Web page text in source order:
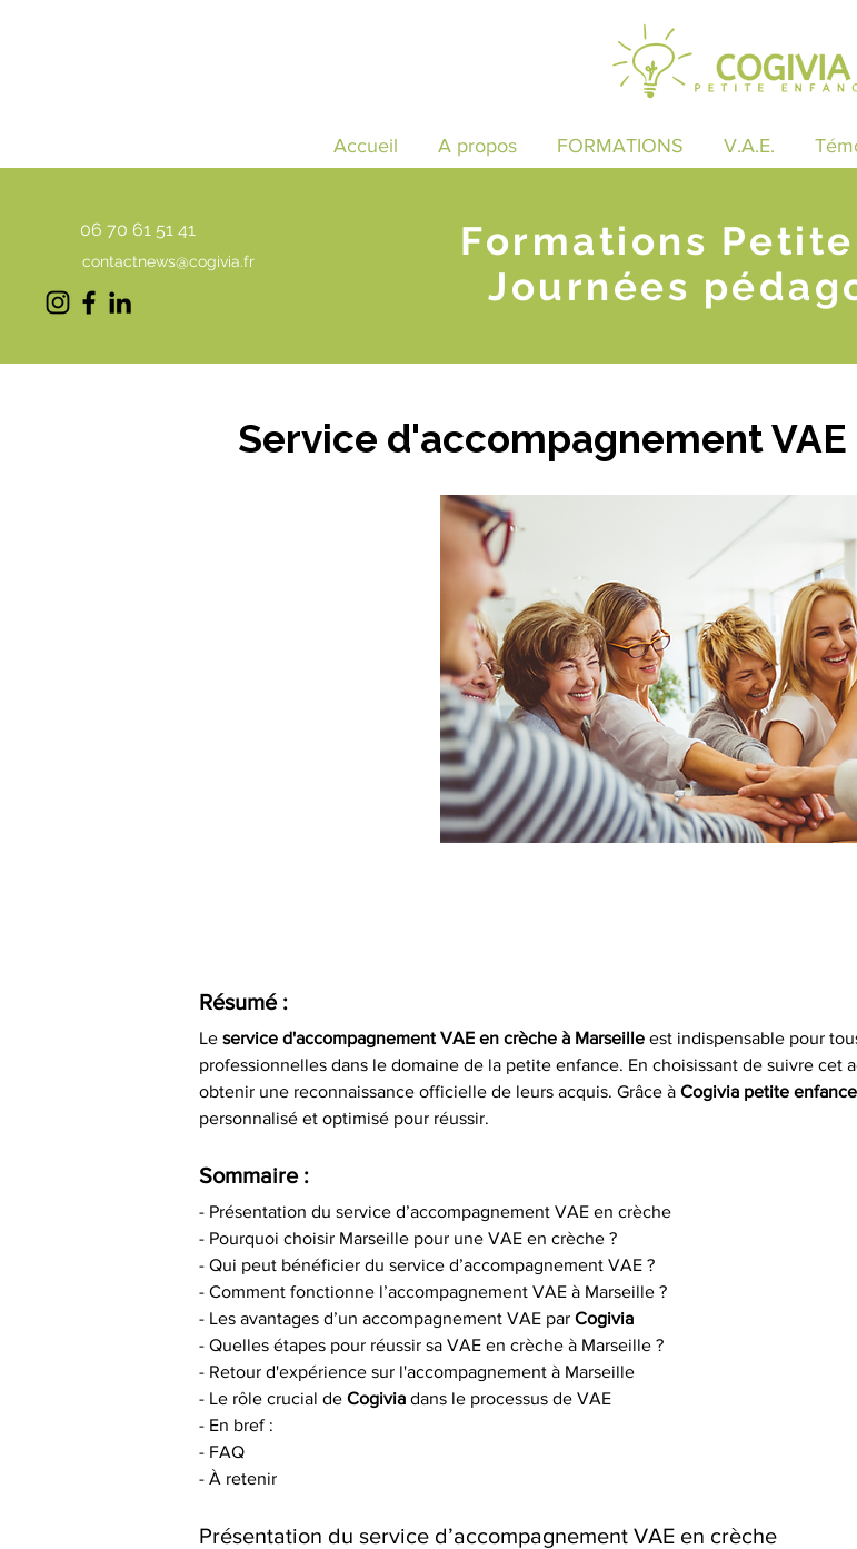
Accueil A propos FORMATIONS V.A.E.
06 70 61 51 41
contactnews@cogivia.fr
Formations
Journées
Service d'accompagnement
Résumé :
Le service d'accompagnement VAE en crèche à Marseille est indispensable pour
professionnelles dans le domaine de la petite enfance. En choisissant de suivre cet
obtenir une reconnaissance officielle de leurs acquis. Grâce à Cogivia petite enfance
personnalisé et optimisé pour réussir.
Sommaire :
- Présentation du service d’accompagnement VAE en crèche
- Pourquoi choisir Marseille pour une VAE en crèche ?
- Qui peut bénéficier du service d’accompagnement VAE ?
- Comment fonctionne l’accompagnement VAE à Marseille ?
- Les avantages d’un accompagnement VAE par Cogivia
- Quelles étapes pour réussir sa VAE en crèche à Marseille ?
- Retour d'expérience sur l'accompagnement à Marseille
- Le rôle crucial de Cogivia dans le processus de VAE
- En bref :
- FAQ
- À retenir
Présentation du service d’accompagnement VAE en crèche